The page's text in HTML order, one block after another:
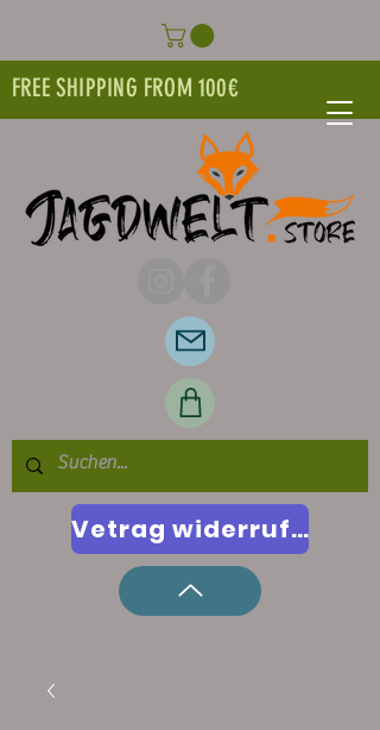
FREE SHIPPING FROM 100€
Vetrag widerrufen